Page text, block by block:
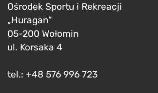
Ośrodek Sportu i Rekreacji
„Huragan”
05-200 Wołomin
ul. Korsaka 4
tel.: +48 576 996 723